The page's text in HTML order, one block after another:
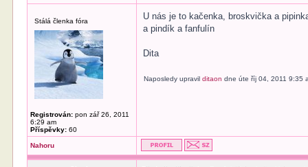
Stálá členka fóra
Registrován: pon zář 26, 2011
6:29 am
Příspěvky: 60
U nás je to kačenka, broskvička a
a pindík a fanfulín
Dita
Naposledy upravilditaon dne úte říj 04, 2011 9:35
Nahoru